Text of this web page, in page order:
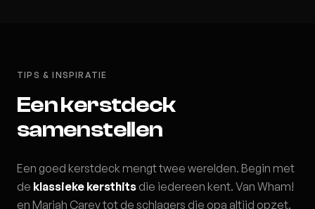
TIPS & INSPIRATIE
Een kerstdeck
samenstellen
Een goed kerstdeck mengt twee werelden. Begin met
de klassieke kersthits die iedereen kent. Van Wham!
en Mariah Carey tot de schlagers die opa altijd opzet.